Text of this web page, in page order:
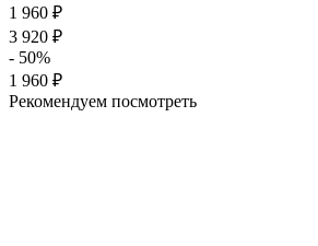
1 960 ₽
3 920 ₽
- 50%
1 960 ₽
Рекомендуем посмотреть